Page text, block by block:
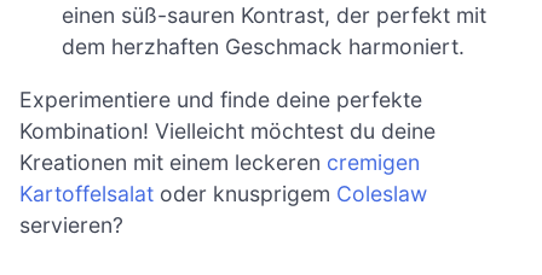
einen süß-sauren Kontrast, der perfekt mit
dem herzhaften Geschmack harmoniert.
Experimentiere und finde deine perfekte
Kombination! Vielleicht möchtest du deine
Kreationen mit einem leckeren cremigen
Kartoffelsalat oder knusprigem Coleslaw
servieren?